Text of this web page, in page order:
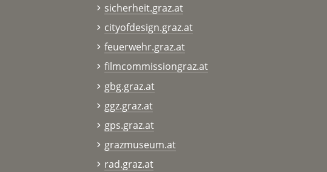
sicherheit.graz.at
cityofdesign.graz.at
feuerwehr.graz.at
filmcommissiongraz.at
gbg.graz.at
ggz.graz.at
gps.graz.at
grazmuseum.at
rad.graz.at